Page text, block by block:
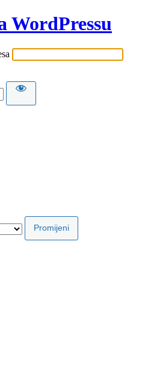
WordPressu